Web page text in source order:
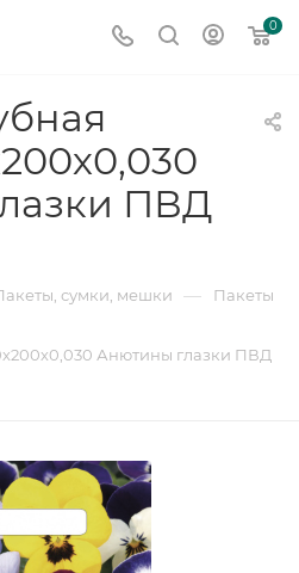
0
ПВД
сумки, мешки — Пакеты
Анютины глазки ПВД